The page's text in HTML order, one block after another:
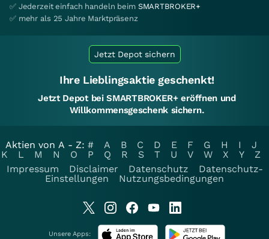
✅ Jederzeit einfach handeln beim SMARTBROKER+
✅ mehr als 25 Jahre Marktpräsenz
Jetzt Depot sichern
Ihre Lieblingsaktie geschenkt!
Jetzt Depot bei SMARTBROKER+ eröffnen und
Willkommensgeschenk sichern.
Aktien von A - Z: # A B C D E F G H I
J
K
L M N O P Q R S T U V W X Y
Z
Impressum
Disclaimer Datenschutz
Datenschutz-
Einstellungen
Nutzungsbedingungen
Unsere Apps: